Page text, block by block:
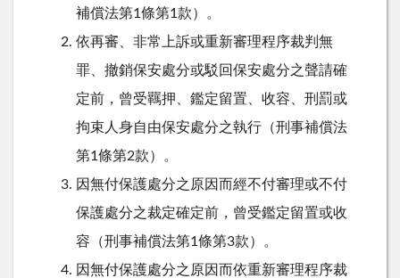
補償法第1條第1款）。
依再審、非常上訴或重新審理程序裁判無
罪、撤銷保安處分或駁回保安處分之聲請確
定前，曾受羈押、鑑定留置、收容、刑罰或
拘束人身自由保安處分之執行（刑事補償法
第1條第2款）。
因無付保護處分之原因而經不付審理或不付
保護處分之裁定確定前，曾受鑑定留置或收
容（刑事補償法第1條第3款）。
因無付保護處分之原因而依重新審理程序裁